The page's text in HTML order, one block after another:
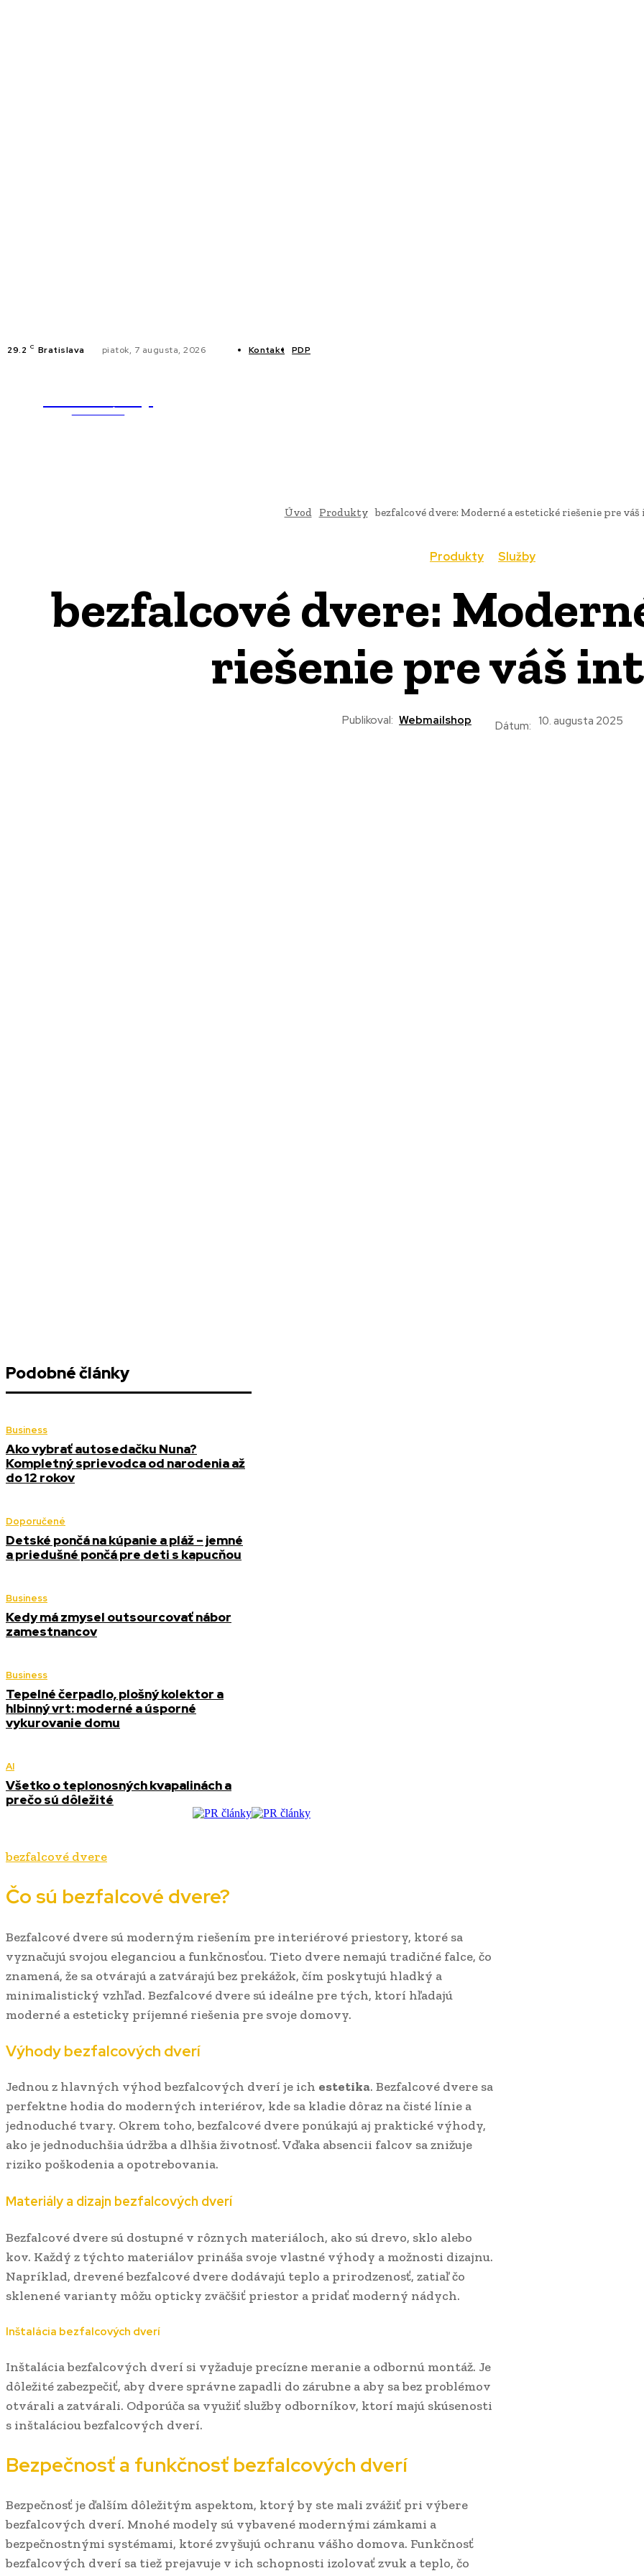
29.2 C Bratislava piatok, 7 augusta, 2026 Kontakt PDP
Úvod Produkty bezfalcové dvere: Moderné a estetické riešenie pre
Produkty Služby
bezfalcové dvere:
riešenie pre váš
Publikoval: Webmailshop Dátum: 10. augusta 2025
Podobné články
Business
Ako vybrať autosedačku Nuna?
Kompletný sprievodca od narodenia až
do 12 rokov
Doporučené
Detské pončá na kúpanie a pláž – jemné
a priedušné pončá pre deti s kapucňou
Business
Kedy má zmysel outsourcovať nábor
zamestnancov
Business
Tepelné čerpadlo, plošný kolektor a
hlbinný vrt: moderné a úsporné
vykurovanie domu
AI
Všetko o teplonosných kvapalinách a
prečo sú dôležité
bezfalcové dvere
Čo sú bezfalcové dvere?
Bezfalcové dvere sú moderným riešením pre interiérové priestory, ktoré sa
vyznačujú svojou eleganciou a funkčnosťou. Tieto dvere nemajú tradičné falce, čo
znamená, že sa otvárajú a zatvárajú bez prekážok, čím poskytujú hladký a
minimalistický vzhľad. Bezfalcové dvere sú ideálne pre tých, ktorí hľadajú
moderné a esteticky príjemné riešenia pre svoje domovy.
Výhody bezfalcových dverí
Jednou z hlavných výhod bezfalcových dverí je ich estetika. Bezfalcové dvere sa
perfektne hodia do moderných interiérov, kde sa kladie dôraz na čisté línie a
jednoduché tvary. Okrem toho, bezfalcové dvere ponúkajú aj praktické výhody,
ako je jednoduchšia údržba a dlhšia životnosť. Vďaka absencii falcov sa znižuje
riziko poškodenia a opotrebovania.
Materiály a dizajn bezfalcových dverí
Bezfalcové dvere sú dostupné v rôznych materiáloch, ako sú drevo, sklo alebo
kov. Každý z týchto materiálov prináša svoje vlastné výhody a možnosti dizajnu.
Napríklad, drevené bezfalcové dvere dodávajú teplo a prirodzenosť, zatiaľ čo
sklenené varianty môžu opticky zväčšiť priestor a pridať moderný nádych.
Inštalácia bezfalcových dverí
Inštalácia bezfalcových dverí si vyžaduje precízne meranie a odbornú montáž. Je
dôležité zabezpečiť, aby dvere správne zapadli do zárubne a aby sa bez problémov
otvárali a zatvárali. Odporúča sa využiť služby odborníkov, ktorí majú skúsenosti
s inštaláciou bezfalcových dverí.
Bezpečnosť a funkčnosť bezfalcových dverí
Bezpečnosť je ďalším dôležitým aspektom, ktorý by ste mali zvážiť pri výbere
bezfalcových dverí. Mnohé modely sú vybavené modernými zámkami a
bezpečnostnými systémami, ktoré zvyšujú ochranu vášho domova. Funkčnosť
bezfalcových dverí sa tiež prejavuje v ich schopnosti izolovať zvuk a teplo, čo